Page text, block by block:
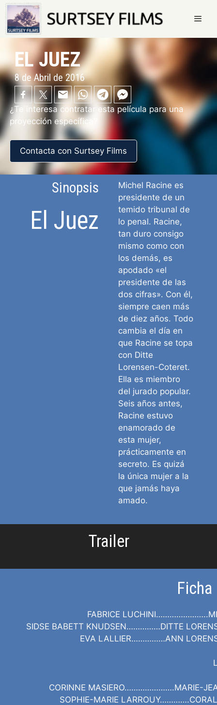
Saltar
al
contenido
Menú
EL JUEZ
8 de Abril de 2016
¿Te interesa contratar esta película para una
proyección específica?
Contacta con Surtsey Films
Sinopsis
El Juez
Michel Racine es
presidente de un
temido tribunal de
lo penal. Racine,
tan duro consigo
mismo como con
los demás, es
apodado «el
presidente de las
dos cifras». Con él,
siempre caen más
de diez años. Todo
cambia el día en
que Racine se topa
con Ditte
Lorensen-Coteret.
Ella es miembro
del jurado popular.
Seis años antes,
Racine estuvo
enamorado de
esta mujer,
prácticamente en
secreto. Es quizá
la única mujer a la
que jamás haya
amado.
Trailer
FABRICE
SIDSE BABETT KNUDSEN……………DITTE
EVA LALLIER……………ANN
CORINNE MASIERO………………….MARIE-
SOPHIE-MARIE